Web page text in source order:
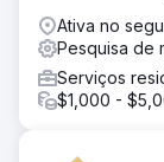
Ativa no
Pesquisa de
Serviços
$1,000 -